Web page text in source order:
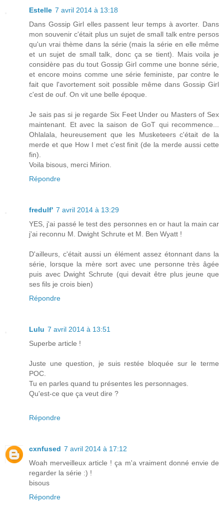
Estelle 7 avril 2014 à 13:18
Dans Gossip Girl elles passent leur temps à avorter. Dans
mon souvenir c'était plus un sujet de small talk entre persos
qu'un vrai thème dans la série (mais la série en elle même
et un sujet de small talk, donc ça se tient). Mais voila je
considère pas du tout Gossip Girl comme une bonne série,
et encore moins comme une série feministe, par contre le
fait que l'avortement soit possible même dans Gossip Girl
c'est de ouf. On vit une belle époque.
Je sais pas si je regarde Six Feet Under ou Masters of Sex
maintenant. Et avec la saison de GoT qui recommence...
Ohlalala, heureusement que les Musketeers c'était de la
merde et que How I met c'est finit (de la merde aussi cette
fin).
Voila bisous, merci Mirion.
Répondre
fredulf' 7 avril 2014 à 13:29
YES, j'ai passé le test des personnes en or haut la main car
j'ai reconnu M. Dwight Schrute et M. Ben Wyatt !
D'ailleurs, c'était aussi un élément assez étonnant dans la
série, lorsque la mère sort avec une personne très âgée
puis avec Dwight Schrute (qui devait être plus jeune que
ses fils je crois bien)
Répondre
Lulu 7 avril 2014 à 13:51
Superbe article !
Juste une question, je suis restée bloquée sur le terme
POC.
Tu en parles quand tu présentes les personnages.
Qu'est-ce que ça veut dire ?
Répondre
cxnfused 7 avril 2014 à 17:12
Woah merveilleux article ! ça m'a vraiment donné envie de
regarder la série :) !
bisous
Répondre